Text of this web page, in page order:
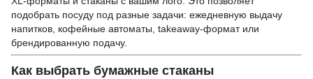
подобрать посуду под разные задачи: ежедневную выдачу
напитков, кофейные автоматы, takeaway-формат или
брендированную подачу.
Как выбрать бумажные стаканы